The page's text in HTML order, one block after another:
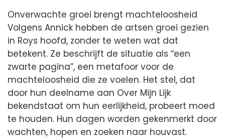
Onverwachte groei brengt machteloosheid
Volgens Annick hebben de artsen groei gezien
in Roys hoofd, zonder te weten wat dat
betekent. Ze beschrijft de situatie als “een
zwarte pagina”, een metafoor voor de
machteloosheid die ze voelen. Het stel, dat
door hun deelname aan Over Mijn Lijk
bekendstaat om hun eerlijkheid, probeert moed
te houden. Hun dagen worden gekenmerkt door
wachten, hopen en zoeken naar houvast.